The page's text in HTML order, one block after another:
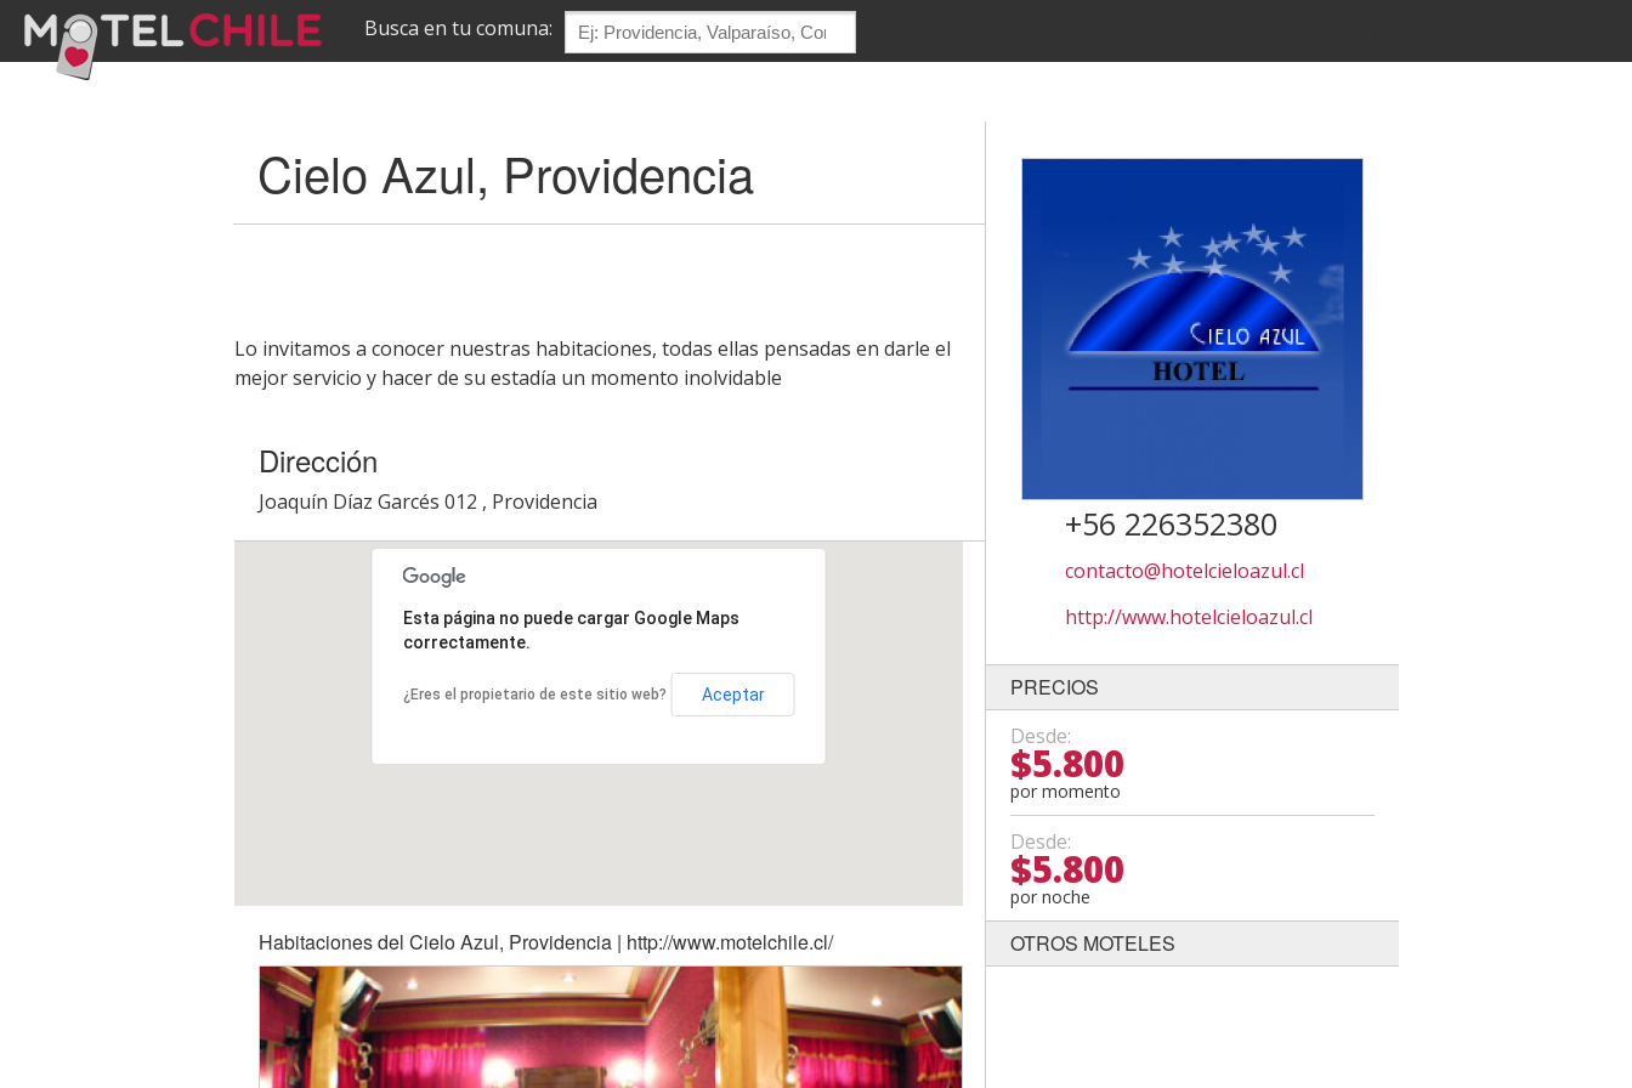
Busca en tu comuna:
contenido
principal
Cielo Azul, Providencia
Lo invitamos a conocer nuestras habitaciones, todas ellas pensadas en darle el
mejor servicio y hacer de su estadía un momento inolvidable
Dirección
Joaquín Díaz Garcés 012 , Providencia
Esta página no puede cargar Google Maps
correctamente.
¿Eres el propietario de este sitio web? Aceptar
Habitaciones del Cielo Azul, Providencia | http://www.motelchile.cl/
+56 226352380
contacto@hotelcieloazul.cl
http://www.hotelcieloazul.cl
PRECIOS
Desde:
$5.800
por momento
Desde:
$5.800
por noche
OTROS MOTELES